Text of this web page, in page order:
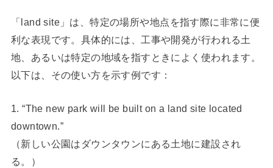
「land site」は、特定の場所や地点を指す際に非常に便
利な表現です。具体的には、工事や開発が行われる土
地、あるいは特定の地域を指すときによく使われます。
以下は、その使い方を示す例です：
1. “The new park will be built on a land site located
downtown.”
（新しい公園はダウンタウンにある土地に建設され
る。）